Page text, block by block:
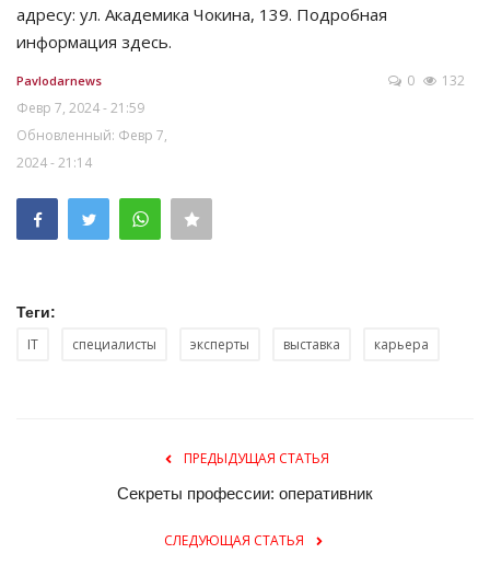
адресу: ул. Академика Чокина, 139. Подробная
информация здесь.
Pavlodarnews
Февр 7, 2024 - 21:59
Обновленный: Февр 7,
2024 - 21:14
0 132
Теги:
IT специалисты эксперты выставка карьера
ПРЕДЫДУЩАЯ СТАТЬЯ
Секреты профессии: оперативник
СЛЕДУЮЩАЯ СТАТЬЯ